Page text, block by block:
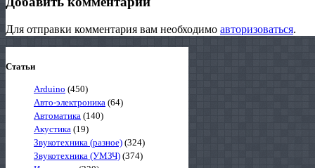
Для отправки комментария вам необходимо авторизоваться.
Статьи
Arduino (450)
Авто-электроника (64)
Автоматика (140)
Акустика (19)
Звукотехника (разное) (324)
Звукотехника (УМЗЧ) (374)